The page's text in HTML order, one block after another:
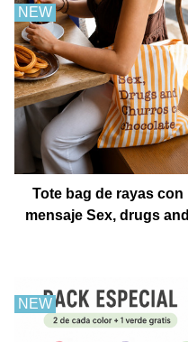
NEW
Tote bag de rayas con
mensaje Sex, drugs and
NEW